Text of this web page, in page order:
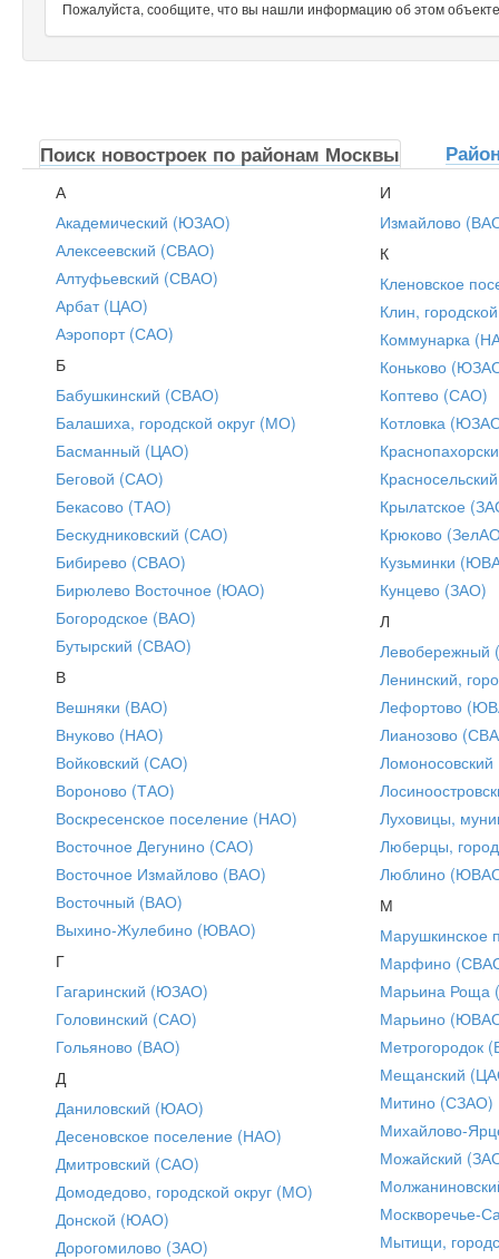
Пожалуйста, сообщите, что вы нашли информацию об этом
Поиск новостроек по районам Москвы
А
Академический (ЮЗАО)
Алексеевский (СВАО)
Алтуфьевский (СВАО)
Арбат (ЦАО)
Аэропорт (САО)
Б
Бабушкинский (СВАО)
Балашиха, городской округ (МО)
Басманный (ЦАО)
Беговой (САО)
Бекасово (ТАО)
Бескудниковский (САО)
Бибирево (СВАО)
Бирюлево Восточное (ЮАО)
Богородское (ВАО)
Бутырский (СВАО)
В
Вешняки (ВАО)
Внуково (НАО)
Войковский (САО)
Вороново (ТАО)
Воскресенское поселение (НАО)
Восточное Дегунино (САО)
Восточное Измайлово (ВАО)
Восточный (ВАО)
Выхино-Жулебино (ЮВАО)
Г
Гагаринский (ЮЗАО)
Головинский (САО)
Гольяново (ВАО)
Д
Даниловский (ЮАО)
Десеновское поселение (НАО)
Дмитровский (САО)
Домодедово, городской округ (МО)
Донской (ЮАО)
Дорогомилово (ЗАО)
И
Измайлово
К
Кленовское
Клин,
Коммунарка
Коньково
Коптево (САО)
Котловка
Крылатское
Крюково
Кузьминки
Кунцево (ЗАО)
Л
Ленинский,
Лефортово
Лианозово
Луховицы,
Люберцы,
Люблино
М
Марушкинское
Марфино
Марьина Роща
Марьино
Метрогородок
Мещанский
Митино (СЗАО)
Михайлово-
Можайский
Москворечье-
Мытищи,